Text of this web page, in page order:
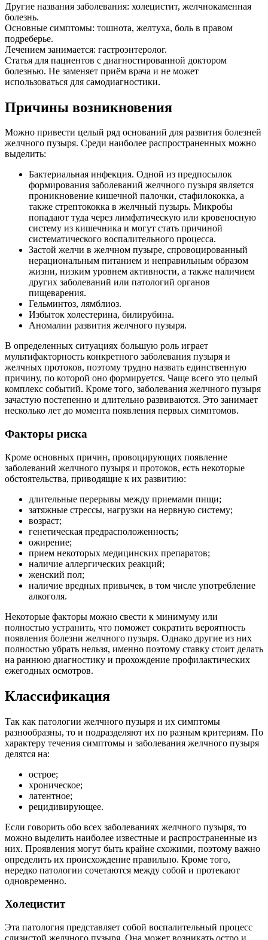
Другие названия заболевания: холецистит, желчнокаменная
болезнь.
Основные симптомы: тошнота, желтуха, боль в правом
подреберье.
Лечением занимается: гастроэнтеролог.
Статья для пациентов с диагностированной доктором
болезнью. Не заменяет приём врача и не может
использоваться для самодиагностики.
Причины возникновения
Можно привести целый ряд оснований для развития болезней
желчного пузыря. Среди наиболее распространенных можно
выделить:
Бактериальная инфекция. Одной из предпосылок
формирования заболеваний желчного пузыря является
проникновение кишечной палочки, стафилококка, а
также стрептококка в желчный пузырь. Микробы
попадают туда через лимфатическую или кровеносную
систему из кишечника и могут стать причиной
систематического воспалительного процесса.
Застой желчи в желчном пузыре, спровоцированный
нерациональным питанием и неправильным образом
жизни, низким уровнем активности, а также наличием
других заболеваний или патологий органов
пищеварения.
Гельминтоз, лямблиоз.
Избыток холестерина, билирубина.
Аномалии развития желчного пузыря.
В определенных ситуациях большую роль играет
мультифакторность конкретного заболевания пузыря и
желчных протоков, поэтому трудно назвать единственную
причину, по которой оно формируется. Чаще всего это целый
комплекс событий. Кроме того, заболевания желчного пузыря
зачастую постепенно и длительно развиваются. Это занимает
несколько лет до момента появления первых симптомов.
Факторы риска
Кроме основных причин, провоцирующих появление
заболеваний желчного пузыря и протоков, есть некоторые
обстоятельства, приводящие к их развитию:
длительные перерывы между приемами пищи;
затяжные стрессы, нагрузки на нервную систему;
возраст;
генетическая предрасположенность;
ожирение;
прием некоторых медицинских препаратов;
наличие аллергических реакций;
женский пол;
наличие вредных привычек, в том числе употребление
алкоголя.
Некоторые факторы можно свести к минимуму или
полностью устранить, что поможет сократить вероятность
появления болезни желчного пузыря. Однако другие из них
полностью убрать нельзя, именно поэтому ставку стоит делать
на раннюю диагностику и прохождение профилактических
ежегодных осмотров.
Классификация
Так как патологии желчного пузыря и их симптомы
разнообразны, то и подразделяют их по разным критериям. По
характеру течения симптомы и заболевания желчного пузыря
делятся на:
острое;
хроническое;
латентное;
рецидивирующее.
Если говорить обо всех заболеваниях желчного пузыря, то
можно выделить наиболее известные и распространенные из
них. Проявления могут быть крайне схожими, поэтому важно
определить их происхождение правильно. Кроме того,
нередко патологии сочетаются между собой и протекают
одновременно.
Холецистит
Эта патология представляет собой воспалительный процесс